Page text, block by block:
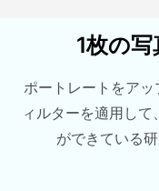
1枚の
ポートレートをア
ィルターを適用し
ができている